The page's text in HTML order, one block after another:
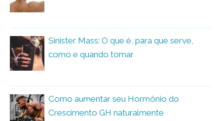
Sinister Mass: O que é, para que serve,
como e quando tomar
Como aumentar seu Hormônio do
Crescimento GH naturalmente